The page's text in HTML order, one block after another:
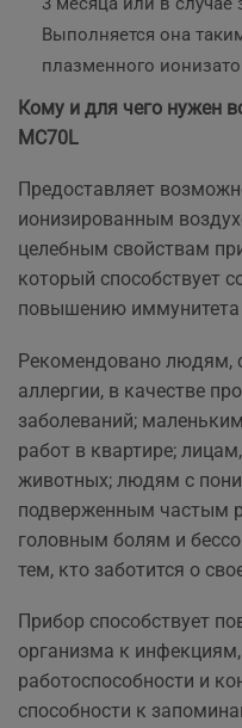
Выполняется она
плазменного
Кому и для чего нужен
MC70L
Предоставляет
ионизированным
целебным свойствам
который способствует
повышению иммунитета
Рекомендовано
аллергии, в качестве
заболеваний;
работ в квартире;
животных; людям с
подверженным частым
головным болям и
тем, кто заботится о
Прибор способствует
организма к
работоспособности и
способности к